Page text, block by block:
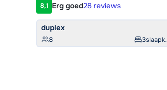
Klantwaardering
8,1 Erg goed28 reviews
duplex
8 3slaapk.